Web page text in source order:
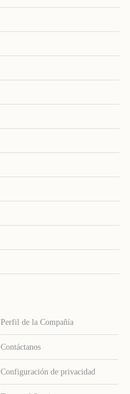
Perfil de la Compañía
Contáctanos
Configuración de privacidad